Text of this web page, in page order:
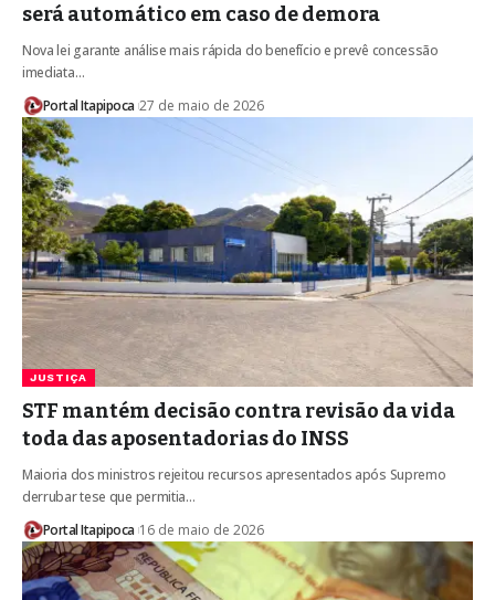
será automático em caso de demora
Nova lei garante análise mais rápida do benefício e prevê concessão
imediata…
Portal Itapipoca 27 de maio de 2026
JUSTIÇA
STF mantém decisão contra revisão da vida
toda das aposentadorias do INSS
Maioria dos ministros rejeitou recursos apresentados após Supremo
derrubar tese que permitia…
Portal Itapipoca 16 de maio de 2026